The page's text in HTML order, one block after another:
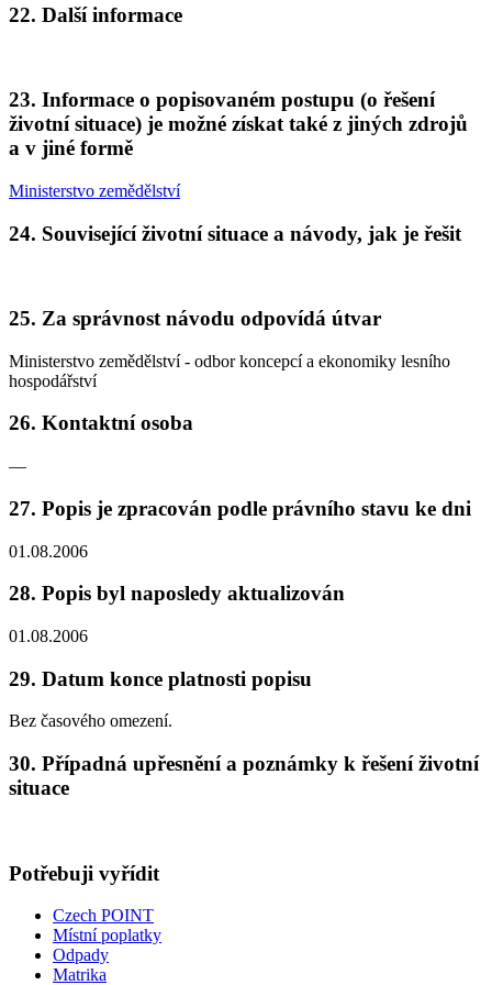
22. Další informace
23. Informace o popisovaném postupu (o řešení
životní situace) je možné získat také z jiných zdrojů
a v jiné formě
Ministerstvo zemědělství
24. Související životní situace a návody, jak je řešit
25. Za správnost návodu odpovídá útvar
Ministerstvo zemědělství - odbor koncepcí a ekonomiky lesního
hospodářství
26. Kontaktní osoba
—
27. Popis je zpracován podle právního stavu ke dni
01.08.2006
28. Popis byl naposledy aktualizován
01.08.2006
29. Datum konce platnosti popisu
Bez časového omezení.
30. Případná upřesnění a poznámky k řešení životní
situace
Potřebuji vyřídit
Czech POINT
Místní poplatky
Odpady
Matrika